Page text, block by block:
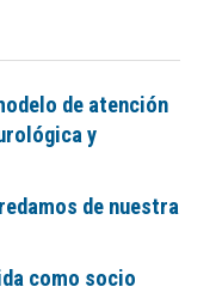
de atención
y
de nuestra
como socio